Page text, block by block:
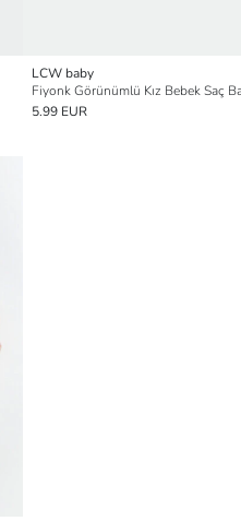
LCW baby
5.99 EUR